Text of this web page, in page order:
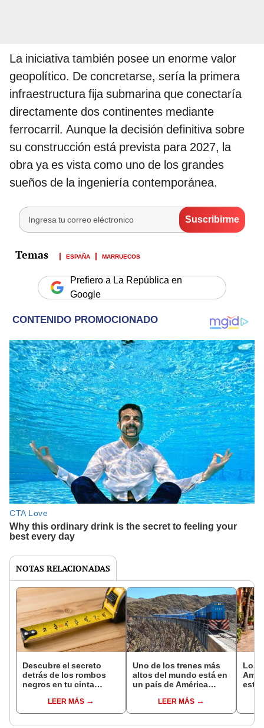
La iniciativa también posee un enorme valor
geopolítico. De concretarse, sería la primera
infraestructura fija submarina que conectaría
directamente dos continentes mediante
ferrocarril. Aunque la decisión definitiva sobre
su construcción está prevista para 2027, la
obra ya es vista como uno de los grandes
sueños de la ingeniería contemporánea.
ESPAÑA MARRUECOS
Prefiero a La República en
Google
NOTAS RELACIONADAS
Descubre el secreto
detrás de los rombos
negros en tu cinta
que usan los
profesionales de la
LEER MÁS
Uno de los trenes más
altos del mundo está en
un país de América
4.000 metros de altura
LEER MÁS
Los
y